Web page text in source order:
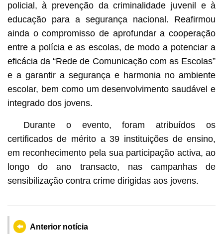
policial, à prevenção da criminalidade juvenil e à
educação para a segurança nacional. Reafirmou
ainda o compromisso de aprofundar a cooperação
entre a polícia e as escolas, de modo a potenciar a
eficácia da “Rede de Comunicação com as Escolas”
e a garantir a segurança e harmonia no ambiente
escolar, bem como um desenvolvimento saudável e
integrado dos jovens.
Durante o evento, foram atribuídos os
certificados de mérito a 39 instituições de ensino,
em reconhecimento pela sua participação activa, ao
longo do ano transacto, nas campanhas de
sensibilização contra crime dirigidas aos jovens.
Anterior notícia